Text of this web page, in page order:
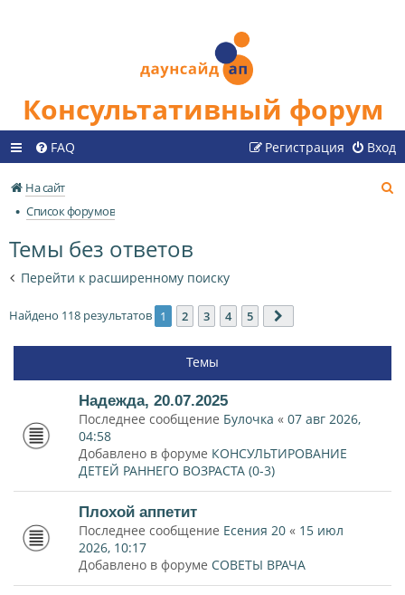
Консультативный форум
FAQ Вход
Регистрация
На сайт
Список форумов
Темы без ответов
Перейти к расширенному поиску
Найдено 118 результатов 1 2 3 4 5
Темы
Надежда, 20.07.2025
Последнее сообщение Булочка « 07 авг 2026,
04:58
Добавлено в форуме КОНСУЛЬТИРОВАНИЕ
ДЕТЕЙ РАННЕГО ВОЗРАСТА (0-3)
Плохой аппетит
Последнее сообщение Есения 20 « 15 июл
2026, 10:17
Добавлено в форуме СОВЕТЫ ВРАЧА